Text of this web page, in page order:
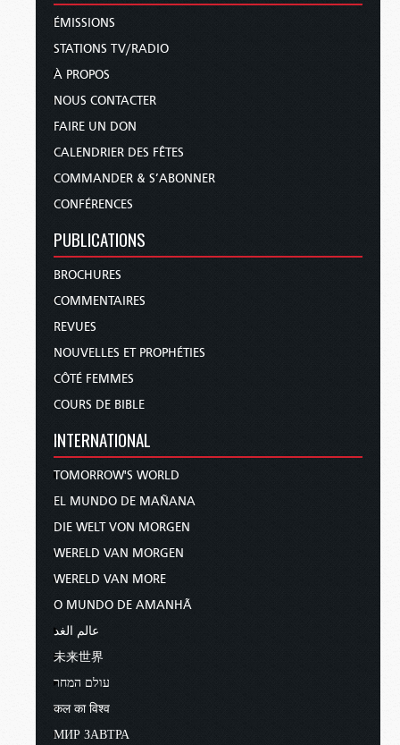
ÉMISSIONS
STATIONS TV/RADIO
À PROPOS
NOUS CONTACTER
FAIRE UN DON
CALENDRIER DES FÊTES
COMMANDER & S’ABONNER
CONFÉRENCES
PUBLICATIONS
BROCHURES
COMMENTAIRES
REVUES
NOUVELLES ET PROPHÉTIES
CÔTÉ FEMMES
COURS DE BIBLE
INTERNATIONAL
TOMORROW'S WORLD
EL MUNDO DE MAÑANA
DIE WELT VON MORGEN
WERELD VAN MORGEN
WERELD VAN MORE
O MUNDO DE AMANHÃ
عالم الغد
未来世界
עולם המחר
कल का विश्व
МИР ЗАВТРА